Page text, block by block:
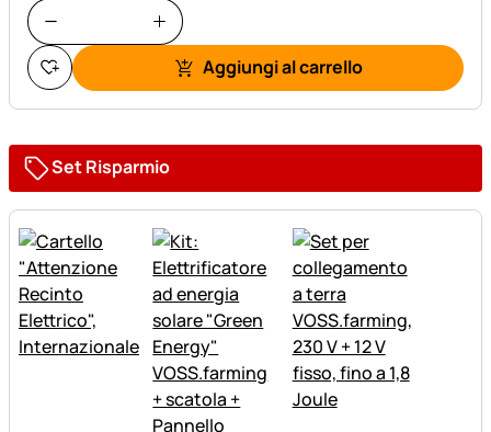
Aggiungi al carrello
Set Risparmio